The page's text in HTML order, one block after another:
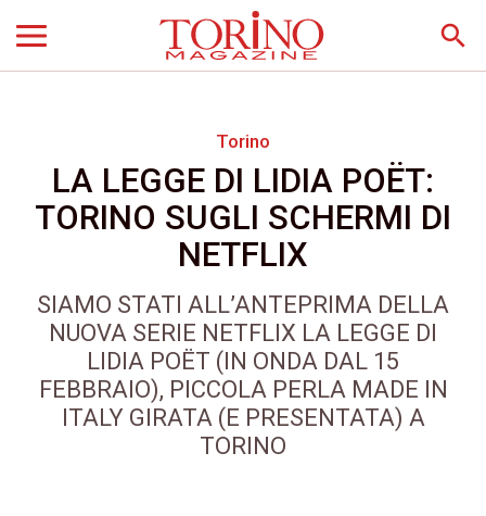
search
Torino
LA LEGGE DI LIDIA POËT:
TORINO SUGLI SCHERMI DI
NETFLIX
SIAMO STATI ALL’ANTEPRIMA DELLA
NUOVA SERIE NETFLIX LA LEGGE DI
LIDIA POËT (IN ONDA DAL 15
FEBBRAIO), PICCOLA PERLA MADE IN
ITALY GIRATA (E PRESENTATA) A
TORINO